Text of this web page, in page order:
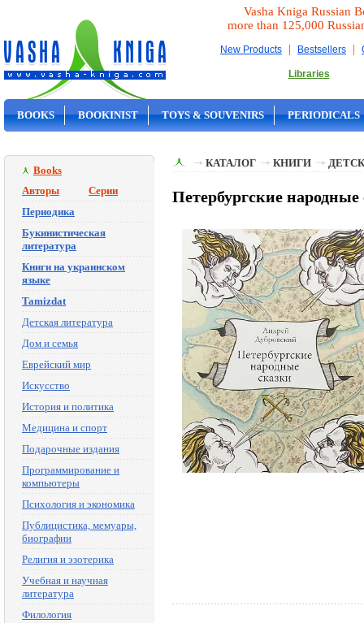
Vasha Kniga Russian
more than 125,000
New Products | Bestsellers |
Libraries
BOOKS BOOKINIST TOYS & SOUVENIRS PERIODICALS
Books
Авторы
Серии
Периодика
Букинистическая
литература
Книги на украинском
языке
Tamizdat
Детская литература
Дом и семья
Еврейский мир
Искусство
История и политика
Медицина и спорт
Подарочные издания
Программирование и
компьютеры
Психология и экономика
Публицистика, мемуары,
биографии
Религия и эзотерика
Учебная и научная
литература
Филология
КАТАЛОГ КНИГИ
Петербургские